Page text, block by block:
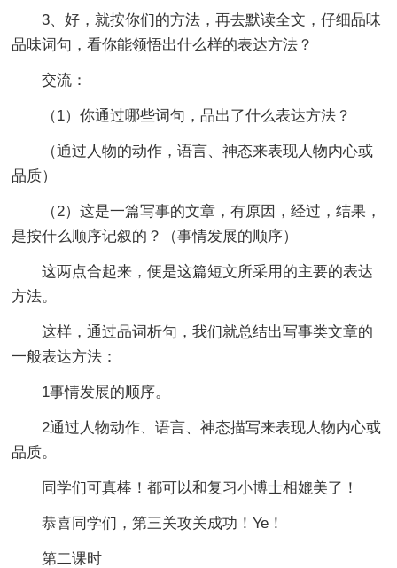
3、好，就按你们的方法，再去默读全文，仔细品味
品味词句，看你能领悟出什么样的表达方法？
交流：
（1）你通过哪些词句，品出了什么表达方法？
（通过人物的动作，语言、神态来表现人物内心或
品质）
（2）这是一篇写事的文章，有原因，经过，结果，
是按什么顺序记叙的？（事情发展的顺序）
这两点合起来，便是这篇短文所采用的主要的表达
方法。
这样，通过品词析句，我们就总结出写事类文章的
一般表达方法：
1事情发展的顺序。
2通过人物动作、语言、神态描写来表现人物内心或
品质。
同学们可真棒！都可以和复习小博士相媲美了！
恭喜同学们，第三关攻关成功！Ye！
第二课时